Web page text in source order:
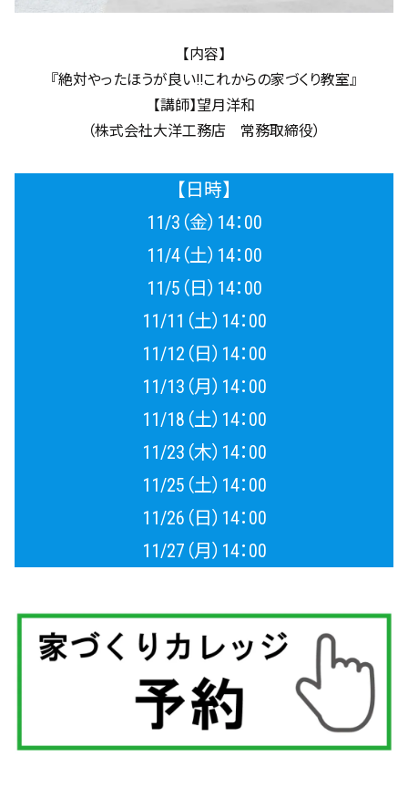
【内容】
『絶対やったほうが良い!!これからの家づくり教室』
【講師】望月洋和
（株式会社大洋工務店 常務取締役）
【日時】
11/3（金）14：00
11/4（土）14：00
11/5（日）14：00
11/11（土）14：00
11/12（日）14：00
11/13（月）14：00
11/18（土）14：00
11/23（木）14：00
11/25（土）14：00
11/26（日）14：00
11/27（月）14：00